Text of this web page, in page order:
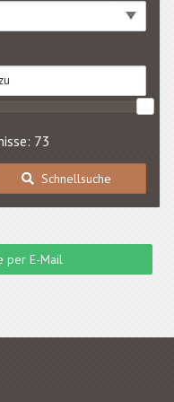
73
Schnellsuche
per E-Mail